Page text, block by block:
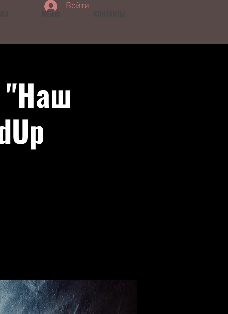
МЕНЮ
Войти
"Наш